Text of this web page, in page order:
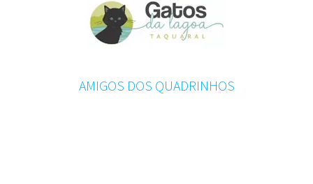
AMIGOS DOS QUADRINHOS